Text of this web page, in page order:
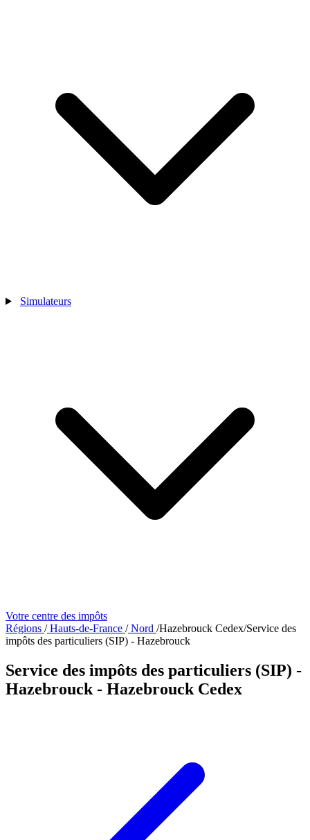
Simulateurs
Votre centre des impôts
Régions /Hauts-de-France /Nord /Hazebrouck Cedex/Service des
impôts des particuliers (SIP) - Hazebrouck
Service des impôts des particuliers (SIP) -
Hazebrouck - Hazebrouck Cedex